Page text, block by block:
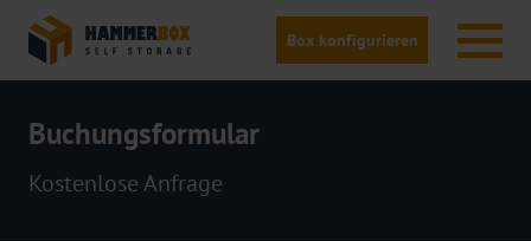
Box konfigurieren
Buchungsformular
Kostenlose Anfrage